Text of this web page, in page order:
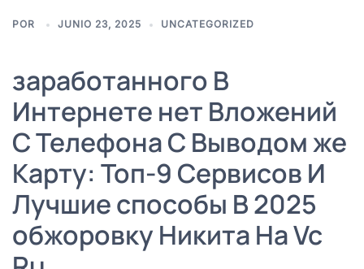
POR JUNIO 23, 2025 UNCATEGORIZED
заработанного В
Интернете нет Вложений
С Телефона С Выводом же
Карту: Топ-9 Сервисов И
Лучшие способы В 2025
обжоровку Никита На Vc